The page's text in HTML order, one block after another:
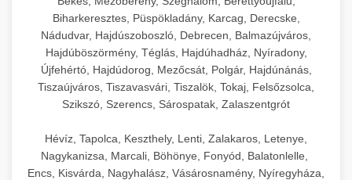
Biharkeresztes, Püspökladány, Karcag, Derecske,
Nádudvar, Hajdúszoboszló, Debrecen, Balmazújváros,
Hajdúböszörmény, Téglás, Hajdúhadház, Nyíradony,
Újfehértó, Hajdúdorog, Mezőcsát, Polgár, Hajdúnánás,
Tiszaújváros, Tiszavasvári, Tiszalök, Tokaj, Felsőzsolca,
Szikszó, Szerencs, Sárospatak, Zalaszentgrót
Hévíz, Tapolca, Keszthely, Lenti, Zalakaros, Letenye,
Nagykanizsa, Marcali, Böhönye, Fonyód, Balatonlelle,
Encs, Kisvárda, Nagyhalász, Vásárosnamény, Nyíregyháza,